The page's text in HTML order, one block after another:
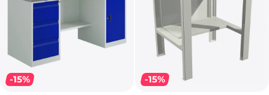
-15% -15%